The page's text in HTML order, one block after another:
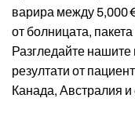
варира между 5,000
от болницата,
Разгледайте
резултати от
Канада, Австралия и